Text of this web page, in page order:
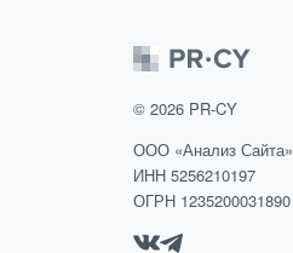
© 2026 PR-CY
ООО «Анализ Сайта»
ИНН 5256210197
ОГРН 1235200031890